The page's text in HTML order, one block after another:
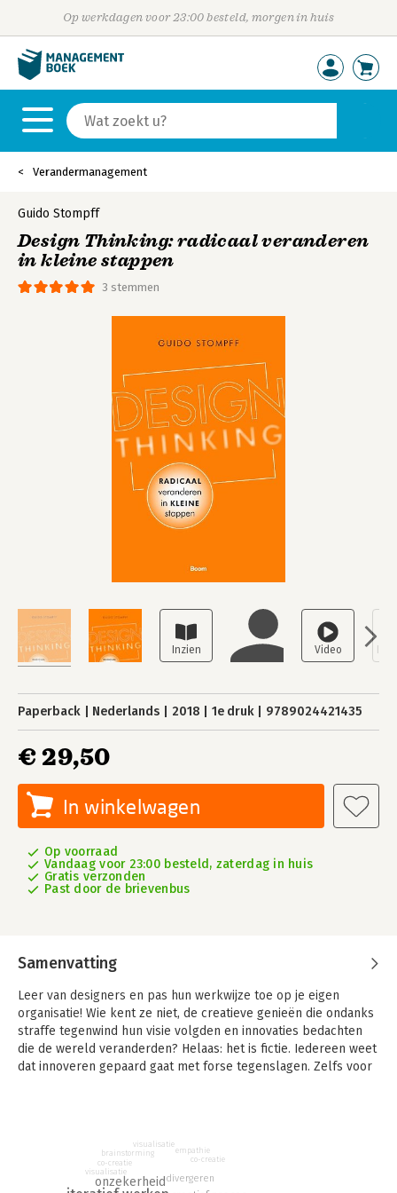
Op werkdagen voor 23:00 besteld, morgen in huis
Verandermanagement
3 stemmen
Guido Stompff
Design Thinking: radicaal veranderen
in kleine stappen
Paperback Nederlands 2018 1e druk 9789024421435
€ 29,50
In winkelwagen
Op voorraad
Vandaag voor 23:00 besteld, zaterdag in huis
Gratis verzonden
Past door de brievenbus
Samenvatting
Leer van designers en pas hun werkwijze toe op je eigen
organisatie! Wie kent ze niet, de creatieve genieën die ondanks
straffe tegenwind hun visie volgden en innovaties bedachten
die de wereld veranderden? Helaas: het is fictie. Iedereen weet
dat innoveren gepaard gaat met forse tegenslagen. Zelfs voor
doen: beginnen met niets en vervolgens iets onverwachts
moois opleveren. Toch weten ze van tevoren niet wat ze gaan
maken, ze 'ontdekken' het gaandeweg. Design Thinking is een
onzekerheid divergeren
visualisatie
co-creatie
brainstorming
visualisatie
empathie
co-creatie